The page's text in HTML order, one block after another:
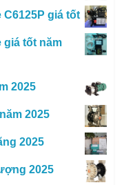
giá tốt
giá tốt năm
2025
2025
2025
2025